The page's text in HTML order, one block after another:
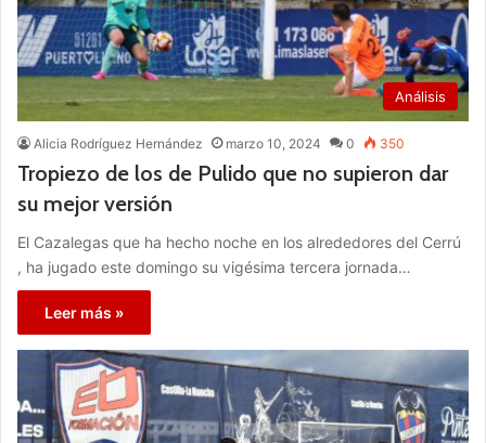
Análisis
Alicia Rodríguez Hernández marzo 10, 2024 0 350
Tropiezo de los de Pulido que no supieron dar
su mejor versión
El Cazalegas que ha hecho noche en los alrededores del Cerrú
, ha jugado este domingo su vigésima tercera jornada…
Leer más »